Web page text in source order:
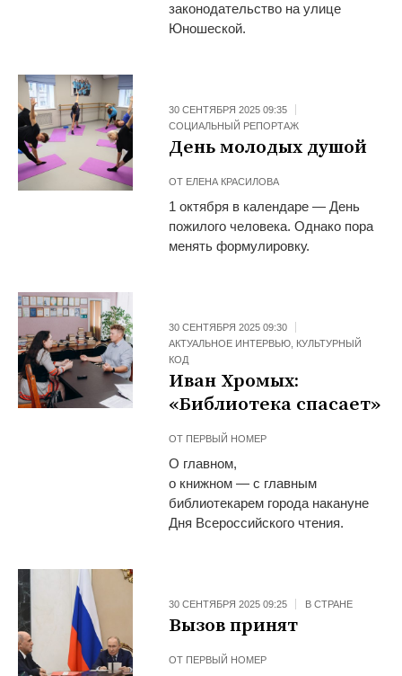
законодательство на улице
Юношеской.
30 СЕНТЯБРЯ 2025 09:35
СОЦИАЛЬНЫЙ РЕПОРТАЖ
День молодых душой
ОТ ЕЛЕНА КРАСИЛОВА
1 октября в календаре — День
пожилого человека. Однако пора
менять формулировку.
30 СЕНТЯБРЯ 2025 09:30
АКТУАЛЬНОЕ ИНТЕРВЬЮ, КУЛЬТУРНЫЙ
КОД
Иван Хромых:
«Библиотека спасает»
ОТ ПЕРВЫЙ НОМЕР
О главном,
о книжном — с главным
библиотекарем города накануне
Дня Всероссийского чтения.
30 СЕНТЯБРЯ 2025 09:25 В СТРАНЕ
Вызов принят
ОТ ПЕРВЫЙ НОМЕР